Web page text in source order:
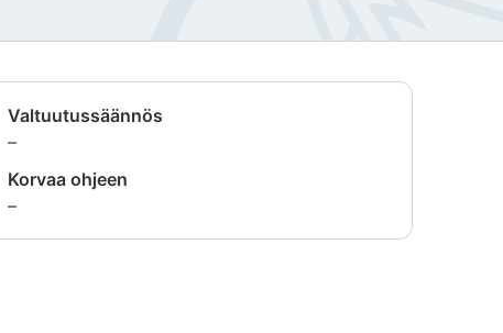
Valtuutussäännös
–Tietoa
ei
saatavilla
Korvaa ohjeen
–Tietoa